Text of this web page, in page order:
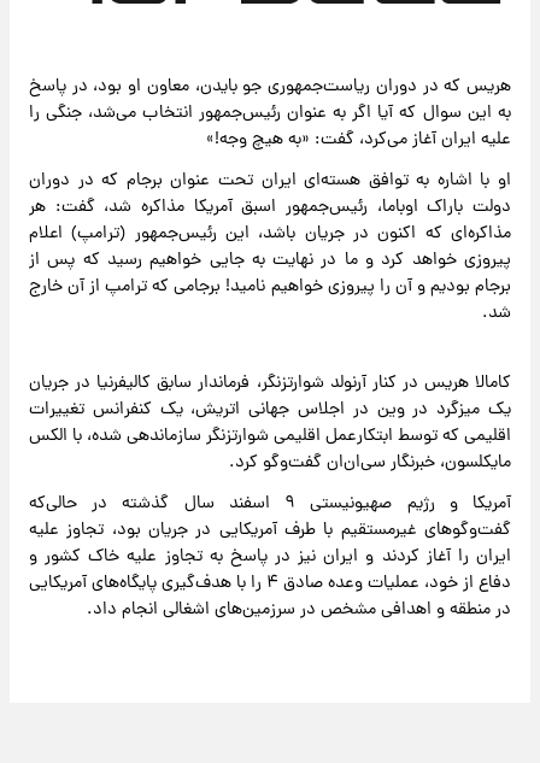
هریس که در دوران ریاست‌جمهوری جو بایدن، معاون او بود، در پاسخ
به این سوال که آیا اگر به عنوان رئیس‌جمهور انتخاب می‌شد، جنگی را
علیه ایران آغاز می‌کرد، گفت: «به هیچ وجه!»
او با اشاره به توافق هسته‌ای ایران تحت عنوان برجام که در دوران
دولت باراک اوباما، رئیس‌جمهور اسبق آمریکا مذاکره شد، گفت: هر
مذاکره‌ای که اکنون در جریان باشد، این رئیس‌جمهور (ترامپ) اعلام
پیروزی خواهد کرد و ما در نهایت به جایی خواهیم رسید که پس از
برجام بودیم و آن را پیروزی خواهیم نامید! برجامی که ترامپ از آن خارج
شد.
کامالا هریس در کنار آرنولد شوارتزنگر، فرماندار سابق کالیفرنیا در جریان
یک میزگرد در وین در اجلاس جهانی اتریش، یک کنفرانس تغییرات
اقلیمی که توسط ابتکارعمل اقلیمی شوارتزنگر سازماندهی شده، با الکس
مایکلسون، خبرنگار سی‌ان‌ان گفت‌وگو کرد.
آمریکا و رژیم صهیونیستی ۹ اسفند سال گذشته در حالی‌که
گفت‌وگوهای غیرمستقیم با طرف آمریکایی در جریان بود، تجاوز علیه
ایران را آغاز کردند و ایران نیز در پاسخ به تجاوز علیه خاک کشور و
دفاع از خود، عملیات وعده صادق ۴ را با هدف‌گیری پایگاه‌های آمریکایی
در منطقه و اهدافی مشخص در سرزمین‌های اشغالی انجام داد.